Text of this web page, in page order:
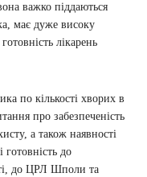
важко піддаються
має дуже високу
лікарень
по кількості хворих в
про забезпеченість
а також наявності
готовність до
до ЦРЛ Шполи та